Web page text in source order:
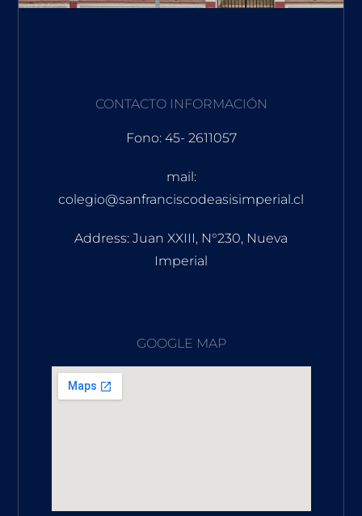
CONTACTO INFORMACIÓN
Fono: 45- 2611057
mail:
colegio@sanfranciscodeasisimperial.cl
Address: Juan XXIII, N°230, Nueva
Imperial
GOOGLE MAP